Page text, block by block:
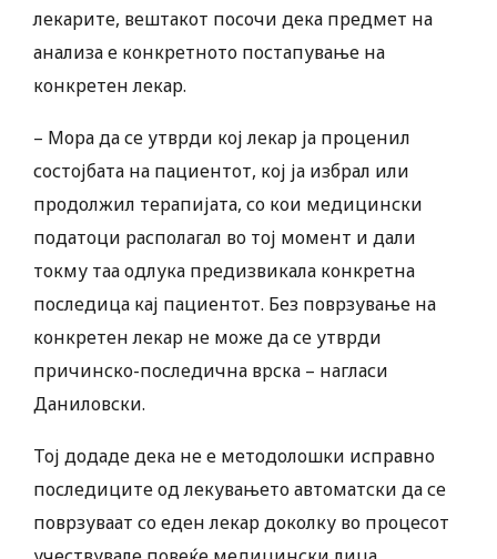
лекарите, вештакот посочи дека предмет на
анализа е конкретното постапување на
конкретен лекар.
– Мора да се утврди кој лекар ја проценил
состојбата на пациентот, кој ја избрал или
продолжил терапијата, со кои медицински
податоци располагал во тој момент и дали
токму таа одлука предизвикала конкретна
последица кај пациентот. Без поврзување на
конкретен лекар не може да се утврди
причинско-последична врска – нагласи
Даниловски.
Тој додаде дека не е методолошки исправно
последиците од лекувањето автоматски да се
поврзуваат со еден лекар доколку во процесот